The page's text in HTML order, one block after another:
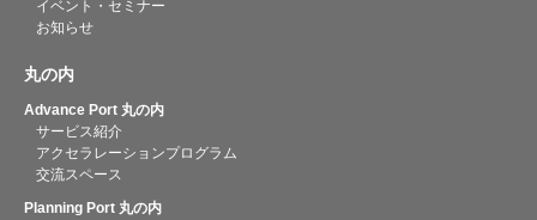
イベント・セミナー
お知らせ
丸の内
Advance Port 丸の内
サービス紹介
アクセラレーションプログラム
交流スペース
Planning Port 丸の内